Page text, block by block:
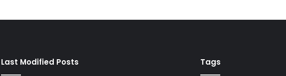
Last Modified Posts Tags